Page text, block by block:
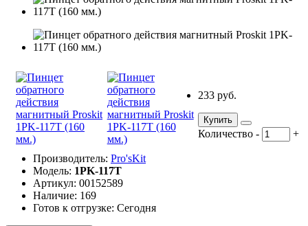
233 руб.
Купить
Количество - +
Производитель: Pro'sKit
Модель: 1PK-117T
Артикул: 00152589
Наличие: 169
Готов к отгрузке: Сегодня